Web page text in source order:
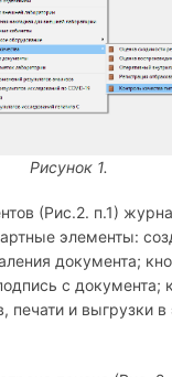
Рисунок 1.
(Рис.2. п.1)
элементы:
документа;
с документа;
печати и выгрузки